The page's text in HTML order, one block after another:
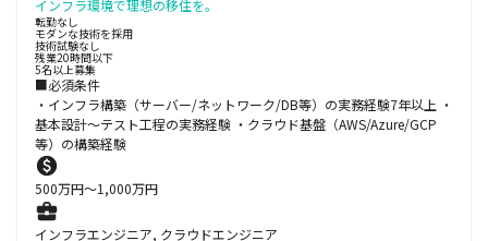
インフラ環境で理想の移住を。
転勤なし
モダンな技術を採用
技術試験なし
残業20時間以下
5名以上募集
■必須条件
・インフラ構築（サーバー/ネットワーク/DB等）の実務経験7年以上 ・
基本設計～テスト工程の実務経験 ・クラウド基盤（AWS/Azure/GCP
等）の構築経験
500万円〜1,000万円
インフラエンジニア, クラウドエンジニア